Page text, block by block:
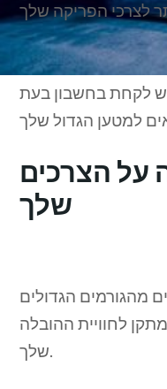
שיש לקחת בחשבון בעת
על הצרכים
שלך
מהגורמים הגדולים
לחוויית ההובלה
שלך.